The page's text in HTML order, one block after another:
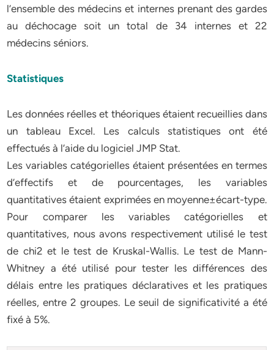
l’ensemble des médecins et internes prenant des gardes
au déchocage soit un total de 34 internes et 22
médecins séniors.
Statistiques
Les données réelles et théoriques étaient recueillies dans
un tableau Excel. Les calculs statistiques ont été
effectués à l’aide du logiciel JMP Stat.
Les variables catégorielles étaient présentées en termes
d’effectifs et de pourcentages, les variables
quantitatives étaient exprimées en moyenne±écart-type.
Pour comparer les variables catégorielles et
quantitatives, nous avons respectivement utilisé le test
de chi2 et le test de Kruskal-Wallis. Le test de Mann-
Whitney a été utilisé pour tester les différences des
délais entre les pratiques déclaratives et les pratiques
réelles, entre 2 groupes. Le seuil de significativité a été
fixé à 5%.